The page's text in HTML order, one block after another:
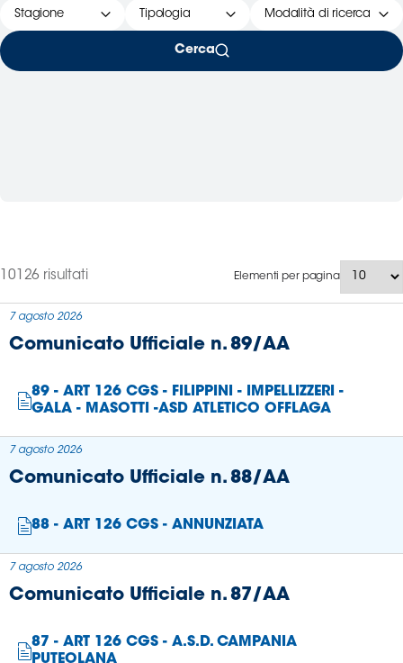
Calcio
I
Whistleblowing
Area
Assicurazione
Social media
Stagione Tipologia Modalità di ricerca
Cerca
10126 risultati Elementi per pagina
Comunicato Ufficiale n. 89/AA
89 - ART 126 CGS - FILIPPINI - IMPELLIZZERI -
GALA - MASOTTI -ASD ATLETICO OFFLAGA
7 agosto 2026
Comunicato Ufficiale n. 88/AA
88 - ART 126 CGS - ANNUNZIATA
7 agosto 2026
Comunicato Ufficiale n. 87/AA
87 - ART 126 CGS - A.S.D. CAMPANIA
PUTEOLANA
7 agosto 2026